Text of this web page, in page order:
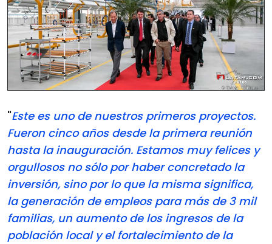
"Este es uno de nuestros primeros proyectos.
Fueron cinco años desde la primera reunión
hasta la inauguración. Estamos muy felices y
orgullosos no sólo por haber concretado la
inversión, sino por lo que la misma significa,
la generación de empleos para más de 3 mil
familias, un aumento de los ingresos de la
población local y el fortalecimiento de la